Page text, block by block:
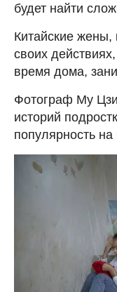
будет найти
Китайские жены,
своих
время дома,
Фотограф Му
историй
популярность